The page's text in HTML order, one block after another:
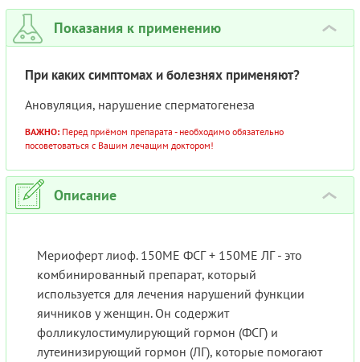
Показания к применению ›
При каких симптомах и болезнях применяют?
Ановуляция, нарушение сперматогенеза
ВАЖНО: Перед приёмом препарата - необходимо обязательно
посоветоваться с Вашим лечащим доктором!
Описание ›
Мериоферт лиоф. 150МЕ ФСГ + 150МЕ ЛГ - это
комбинированный препарат, который
используется для лечения нарушений функции
яичников у женщин. Он содержит
фолликулостимулирующий гормон (ФСГ) и
лутеинизирующий гормон (ЛГ), которые помогают